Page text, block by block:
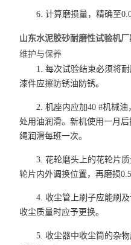
6. 计算磨损量，精确至
山东水泥胶砂耐磨性试验机厂
维护与保养
1. 每次试验结束必须将
漆件应擦防锈油防锈。
2. 机座内应加40 #机械
处用油润滑。新机使用一月
绳润滑每班一次。
3. 花轮磨头上的花轮片
轮片内外调换位置，再磨损
4. 收尘管上刷子应能刷
收尘质量时应予更换。
5. 收尘器中收尘筒的杂